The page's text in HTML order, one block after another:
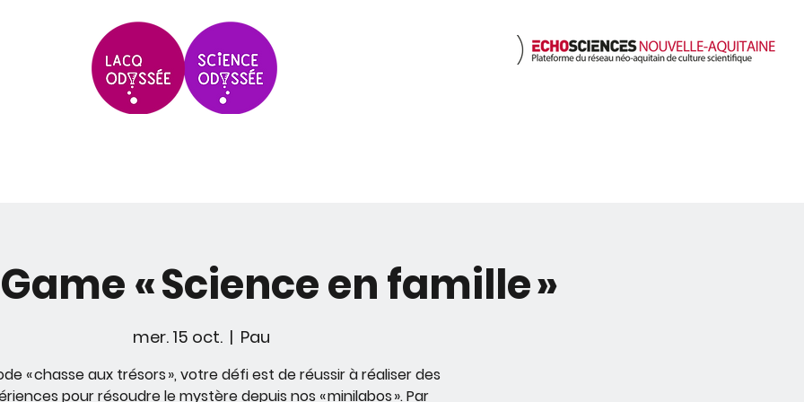
« Science en famille »
mer. 15 oct.
  |
Pau
« chasse aux trésors », votre défi est de réussir à réaliser des
pour résoudre le mystère depuis nos « minilabos ». Par